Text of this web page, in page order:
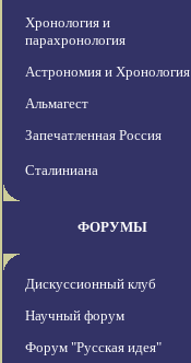
Хронология и
парахронология
Астрономия и Хронология
Альмагест
Запечатленная Россия
Сталиниана
ФОРУМЫ
Дискуссионный клуб
Научный форум
Форум "Русская идея"